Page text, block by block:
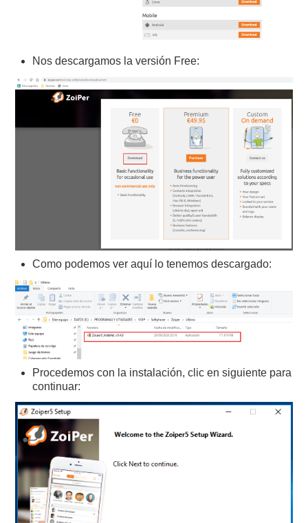
Nos descargamos la versión Free:
Como podemos ver aquí lo tenemos descargado:
Procedemos con la instalación, clic en siguiente para
continuar: